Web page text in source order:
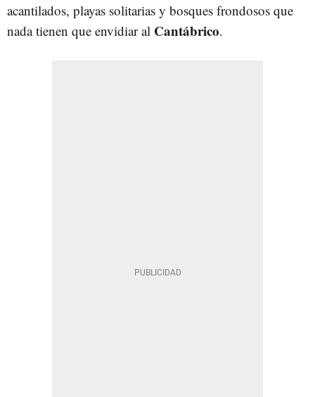
acantilados, playas solitarias y bosques frondosos que
nada tienen que envidiar al Cantábrico.